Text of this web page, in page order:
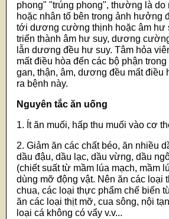
phong" "trúng phong", thường là do
hoặc nhân tố bên trong ảnh hưởng
tới dương cường thịnh hoặc âm hư
triển thành âm hư suy, dương
lẫn dương đều hư suy. Tâm hỏa
mất điều hòa đến các bộ phận
gan, thận, âm, dương đều mất điều
ra bệnh này.
Nguyên tắc ăn uống
1. Ít ăn muối, hấp thu muối vào cơ
2. Giảm ăn các chất béo, ăn nhiều
dầu đậu, dầu lạc, dầu vừng, dầu
(chiết suất từ mầm lúa mạch, mầm
dùng mỡ động vật. Nên ăn các loại
chua, các loại thực phẩm chế biến
ăn các loại thịt mỡ, cua sông, nội
loại cá không có vẩy v.v...